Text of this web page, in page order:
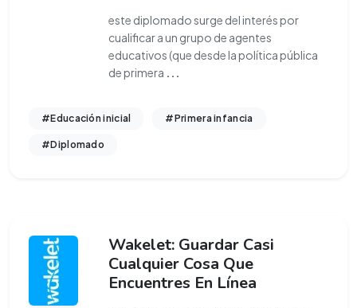
este diplomado surge del interés por
cualificar a un grupo de agentes
educativos (que desde la política pública
de primera ...
#Educación inicial #Primera infancia
#Diplomado
Wakelet: Guardar Casi
Cualquier Cosa Que
Encuentres En Línea